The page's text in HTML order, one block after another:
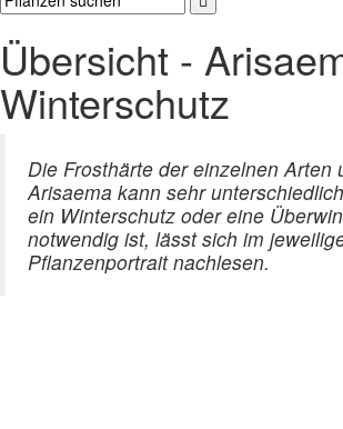
Übersicht -
Winterschutz
Die Frosthärte der einzelnen Arten
Arisaema kann sehr
ein Winterschutz oder eine
notwendig ist, lässt sich im
Pflanzenportrait nachlesen.